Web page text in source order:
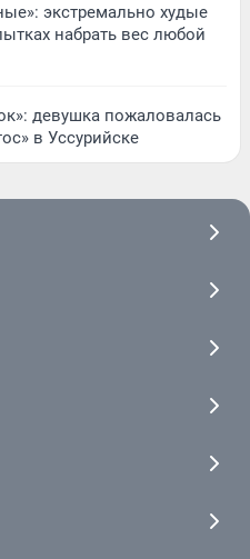
экстремально худые
набрать вес любой
девушка пожаловалась
в Уссурийске